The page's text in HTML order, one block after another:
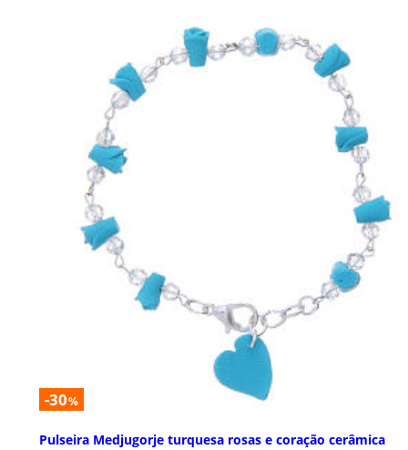
-30%
Pulseira Medjugorje turquesa rosas e coração cerâmica